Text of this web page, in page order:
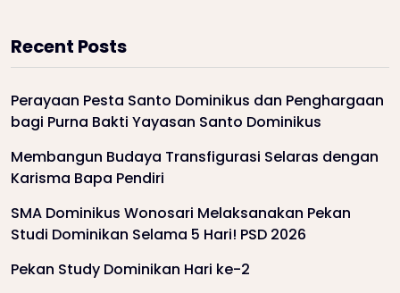
Recent Posts
Perayaan Pesta Santo Dominikus dan Penghargaan
bagi Purna Bakti Yayasan Santo Dominikus
Membangun Budaya Transfigurasi Selaras dengan
Karisma Bapa Pendiri
SMA Dominikus Wonosari Melaksanakan Pekan
Studi Dominikan Selama 5 Hari! PSD 2026
Pekan Study Dominikan Hari ke-2